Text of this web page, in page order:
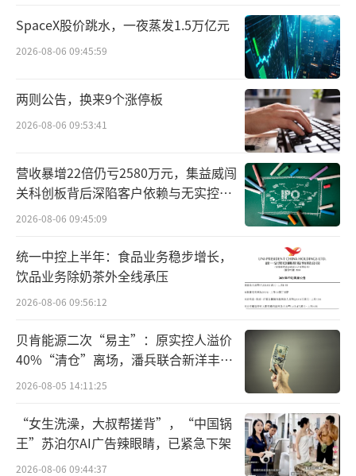
咬定内源融资，高息关联借款+定增
根据此次披露的信息显示，丹化科技本次
定增的对象为公司的控股股东金睿泓吉，拟募
资总额不超过5.65亿元。此次定增，金睿泓吉
的认购价为1.86元/股，该价格低于目前公司的
股价。如果按本次股票发行上限30350万股计
算，发行完成后，金睿泓吉直接持有公司45600
万股，持股比例提升至34.54%，于泽国通过金
睿泓吉及其一致行动人控制公司34.55%表决
权。
而这距离金睿泓吉成为新的实控人才过去
了4个月。今年3月，金睿泓吉通过协议转让，
受让丹化集团15250万股A股股份，成为丹化科
技新的控股股东，当时的交易价格为3.23元/
股，转让价款为4.93亿元。通过此次股权转
让，于泽国通过金睿泓吉掌握公司15%表决
SpaceX股价跳水，一夜蒸发1.5万亿元
2026-08-06 09:45:59
两则公告，换来9个涨停板
2026-08-06 09:53:41
营收暴增22倍仍亏2580万元，集益威闯
关科创板背后深陷客户依赖与无实控人
困局
2026-08-06 09:45:09
统一中控上半年：食品业务稳步增长，
饮品业务除奶茶外全线承压
2026-08-06 09:56:12
贝肯能源二次“易主”：原实控人溢价
40%“清仓”离场，潘兵联合新洋丰、
宏科百世拟入主
2026-08-05 14:11:25
“女生洗澡，大叔帮搓背”，“中国锅
王”苏泊尔AI广告辣眼睛，已紧急下架
2026-08-06 09:44:37